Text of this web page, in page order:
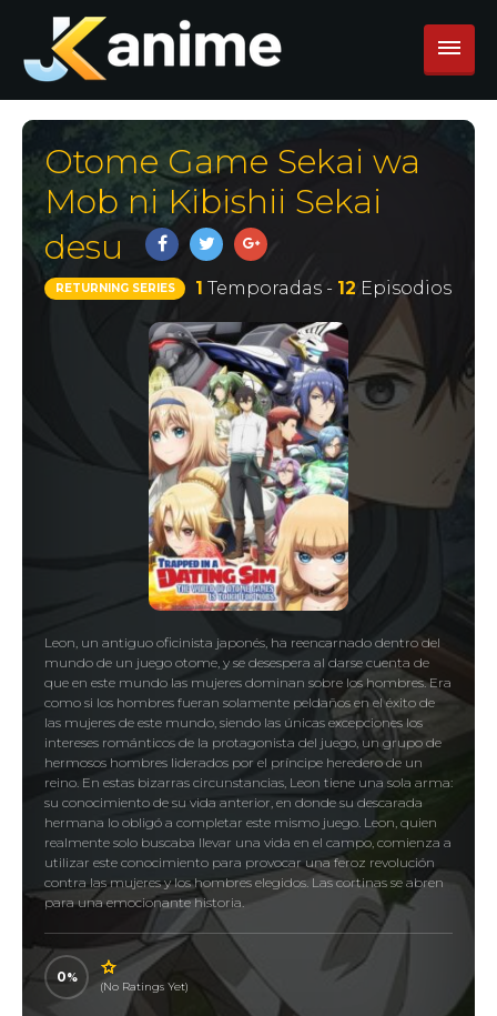
Otome Game Sekai wa
Mob ni Kibishii Sekai
desu
RETURNING SERIES 1 Temporadas - 12 Episodios
Leon, un antiguo oficinista japonés, ha reencarnado dentro del
mundo de un juego otome, y se desespera al darse cuenta de
que en este mundo las mujeres dominan sobre los hombres. Era
como si los hombres fueran solamente peldaños en el éxito de
las mujeres de este mundo, siendo las únicas excepciones los
intereses románticos de la protagonista del juego, un grupo de
hermosos hombres liderados por el príncipe heredero de un
reino. En estas bizarras circunstancias, Leon tiene una sola arma:
su conocimiento de su vida anterior, en donde su descarada
hermana lo obligó a completar este mismo juego. Leon, quien
realmente solo buscaba llevar una vida en el campo, comienza a
utilizar este conocimiento para provocar una feroz revolución
contra las mujeres y los hombres elegidos. Las cortinas se abren
para una emocionante historia.
0
(No Ratings Yet)